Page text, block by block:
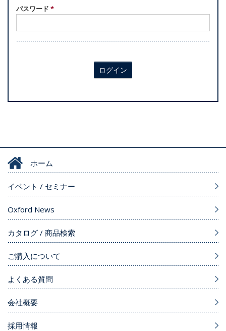
パスワード *
ログイン
ホーム
イベント / セミナー
Oxford News
カタログ / 商品検索
ご購入について
よくある質問
会社概要
採用情報